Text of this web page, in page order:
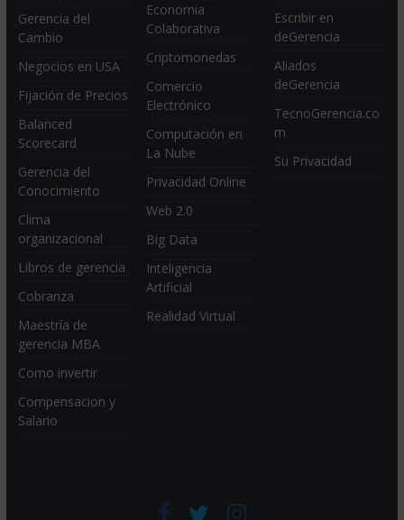
Gerencia del
Cambio
Negocios en USA
Fijación de Precios
Balanced
Scorecard
Gerencia del
Conocimiento
Clima
organizacional
Libros de gerencia
Cobranza
Maestría de
gerencia MBA
Como invertir
Compensacion y
Salario
Economia
Colaborativa
Criptomonedas
Comercio
Electrónico
Computación en
La Nube
Privacidad Online
Web 2.0
Big Data
Inteligencia
Artificial
Realidad Virtual
Escribir en
deGerencia
Aliados
deGerencia
TecnoGerencia.co
m
Su Privacidad